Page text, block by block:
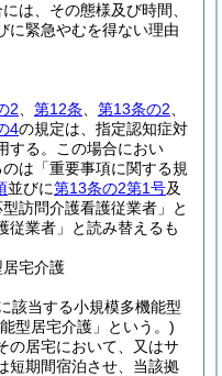
は、その態様及び時間、
に緊急やむを得ない理由
2 第12条 第13条の2
4の規定は、指定認知症対
る。
この場合におい
は「重要事項に関する規
並びに第13条の2第1号及
訪問介護看護従業者」と
従業者」と読み替えるも
宅介護
該当する小規模多機能型
型居宅介護」という。)
の居宅において、又はサ
短期間宿泊させ、当該拠